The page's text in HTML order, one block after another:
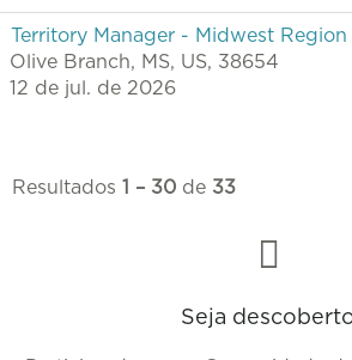
Territory Manager - Midwest
Olive Branch, MS, US, 38654
12 de jul. de 2026
Resultados 1 – 30 de 33
Seja